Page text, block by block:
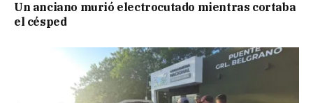
Un anciano murió electrocutado mientras cortaba
el césped